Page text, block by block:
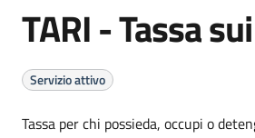
TARI - Tassa
Servizio attivo
Tassa per chi possieda, occupi o